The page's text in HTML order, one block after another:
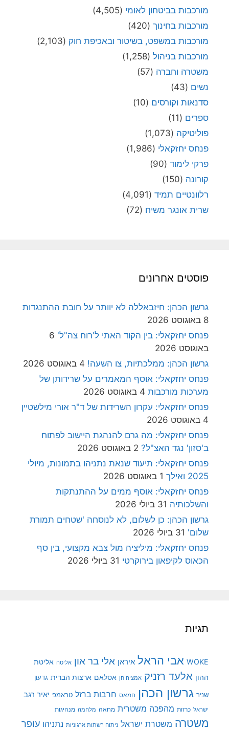
מורכבות בביטחון לאומי (4,505)
מורכבות בחינוך (420)
מורכבות במשפט, בשיטור ובאכיפת חוק (2,103)
מורכבות בניהול (1,258)
משטרה וחברה (57)
נשים (43)
סדנאות וקורסים (10)
ספרים (11)
פוליטיקה (1,073)
פנחס יחזקאלי (1,986)
פרקי לימוד (90)
קורונה (150)
רלוונטיים תמיד (4,091)
שרית אונגר משיח (72)
פוסטים אחרונים
גרשון הכהן: חיזבאללה לא יוותר על חובת ההתנגדות
8 באוגוסט 2026
פנחס יחזקאלי: בין הקוד האתי ל'רוח צה"ל' 6
באוגוסט 2026
גרשון הכהן: ממלכתיות, צו השעה! 4 באוגוסט 2026
פנחס יחזקאלי: אוסף המאמרים על שרידותן של
מערכות מורכבות 4 באוגוסט 2026
פנחס יחזקאלי: עקרון השרידות של ד"ר אורי מילשטיין
4 באוגוסט 2026
פנחס יחזקאלי: מה גרם להנהגת היישוב לפתוח
ב'סזון' נגד האצ"ל? 2 באוגוסט 2026
פנחס יחזקאלי: תיעוד שנאת נתניהו בתמונות, מיולי
2025 ואילך
1 באוגוסט 2026
פנחס יחזקאלי: אוסף ממים על ההתנתקות
והשלכותיה 31 ביולי 2026
גרשון הכהן: כן לשלום, לא לנוסחה 'שטחים תמורת
שלום' 31 ביולי 2026
פנחס יחזקאלי: מיליציה מול צבא מקצועי, בין סף
הכאוס לקיפאון בירוקרטי 31 ביולי 2026
תגיות
WOKE אבי הראל איראן אלי בר און אליטה אליטת
ההון אלעד רזניק אמציה חן אסלאם ארצות הברית גדעון
שניר גרשון הכהן חמאס חרבות ברזל טראמפ יאיר רגב
ישראל כרזות מהפכה משטרית מחאה מלחמה מנהיגות
משטרה משטרת ישראל ניתוח רשתות ארגוניות נתניהו עופר